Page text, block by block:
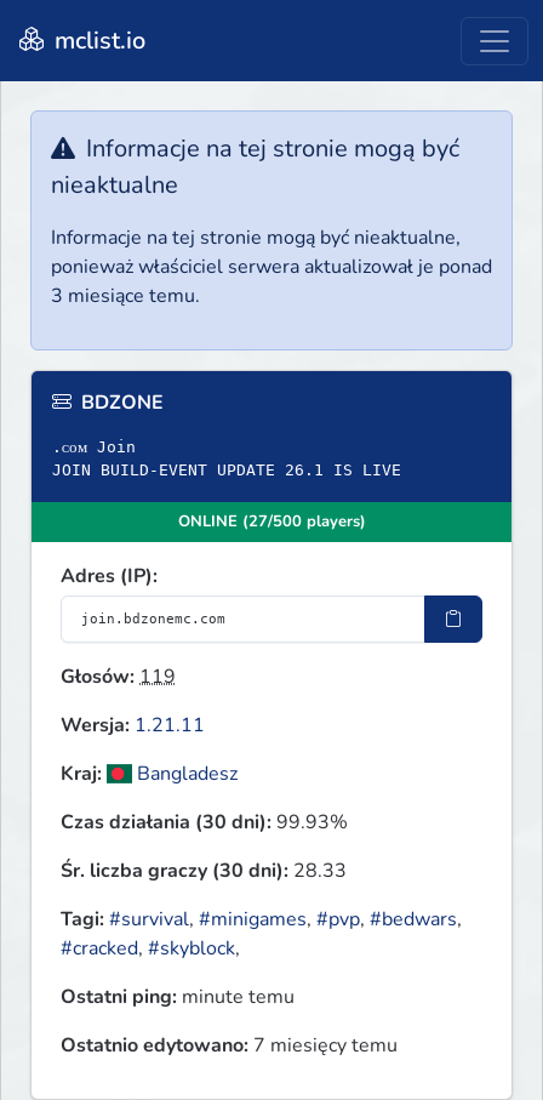
mclist.io
Informacje na tej stronie mogą być
nieaktualne
Informacje na tej stronie mogą być nieaktualne,
ponieważ właściciel serwera aktualizował je ponad
3 miesiące temu.
BDZONE
.ᴄᴏᴍ Join
JOIN BUILD-EVENT UPDATE 26.1 IS LIVE
ONLINE (27/500 players)
Adres (IP):
Głosów:119
Wersja: 1.21.11
Kraj:
Bangladesz
Czas działania (30 dni):99.93%
Śr. liczba graczy (30 dni): 28.33
Tagi:#survival, #minigames, #pvp, #bedwars,
#cracked, #skyblock,
Ostatni ping: minute temu
Ostatnio edytowano: 7 miesięcy temu